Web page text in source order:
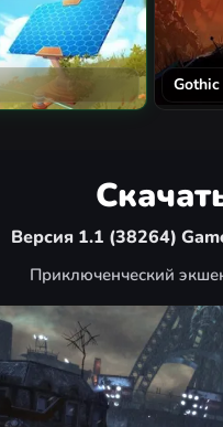
Версия 1.1 (38264)
Приключенческий